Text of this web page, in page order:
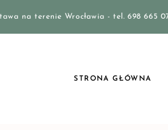
na terenie Wrocławia - tel. 698 665
STRONA GŁÓWNA